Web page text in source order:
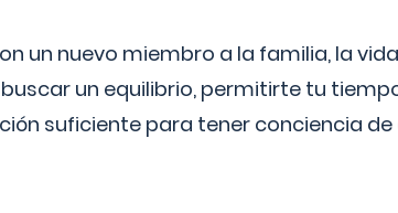
un nuevo miembro a la familia, la
un equilibrio, permitirte tu
suficiente para tener conciencia